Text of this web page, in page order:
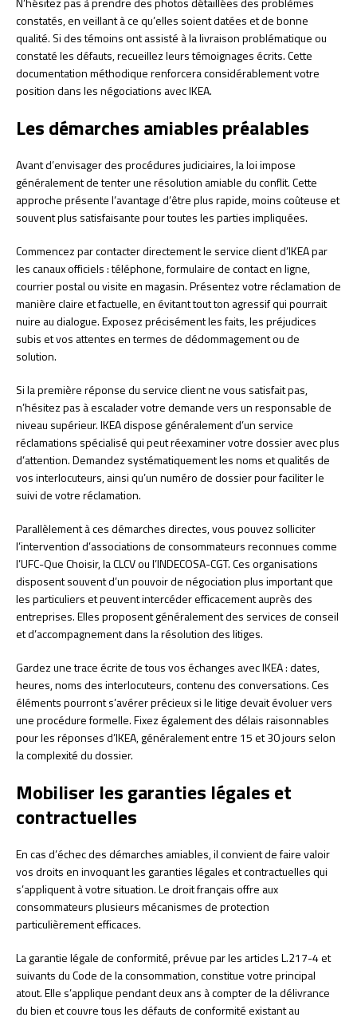
constatés, en veillant à ce qu’elles soient datées et de bonne
qualité. Si des témoins ont assisté à la livraison problématique ou
constaté les défauts, recueillez leurs témoignages écrits. Cette
documentation méthodique renforcera considérablement votre
position dans les négociations avec IKEA.
Les démarches amiables préalables
Avant d’envisager des procédures judiciaires, la loi impose
généralement de tenter une résolution amiable du conflit. Cette
approche présente l’avantage d’être plus rapide, moins coûteuse et
souvent plus satisfaisante pour toutes les parties impliquées.
Commencez par contacter directement le service client d’IKEA par
les canaux officiels : téléphone, formulaire de contact en ligne,
courrier postal ou visite en magasin. Présentez votre réclamation de
manière claire et factuelle, en évitant tout ton agressif qui pourrait
nuire au dialogue. Exposez précisément les faits, les préjudices
subis et vos attentes en termes de dédommagement ou de
solution.
Si la première réponse du service client ne vous satisfait pas,
n’hésitez pas à escalader votre demande vers un responsable de
niveau supérieur. IKEA dispose généralement d’un service
réclamations spécialisé qui peut réexaminer votre dossier avec plus
d’attention. Demandez systématiquement les noms et qualités de
vos interlocuteurs, ainsi qu’un numéro de dossier pour faciliter le
suivi de votre réclamation.
Parallèlement à ces démarches directes, vous pouvez solliciter
l’intervention d’associations de consommateurs reconnues comme
l’UFC-Que Choisir, la CLCV ou l’INDECOSA-CGT. Ces organisations
disposent souvent d’un pouvoir de négociation plus important que
les particuliers et peuvent intercéder efficacement auprès des
entreprises. Elles proposent généralement des services de conseil
et d’accompagnement dans la résolution des litiges.
Gardez une trace écrite de tous vos échanges avec IKEA : dates,
heures, noms des interlocuteurs, contenu des conversations. Ces
éléments pourront s’avérer précieux si le litige devait évoluer vers
une procédure formelle. Fixez également des délais raisonnables
pour les réponses d’IKEA, généralement entre 15 et 30 jours selon
la complexité du dossier.
Mobiliser les garanties légales et
contractuelles
En cas d’échec des démarches amiables, il convient de faire valoir
vos droits en invoquant les garanties légales et contractuelles qui
s’appliquent à votre situation. Le droit français offre aux
consommateurs plusieurs mécanismes de protection
particulièrement efficaces.
La garantie légale de conformité, prévue par les articles L.217-4 et
suivants du Code de la consommation, constitue votre principal
atout. Elle s’applique pendant deux ans à compter de la délivrance
du bien et couvre tous les défauts de conformité existant au